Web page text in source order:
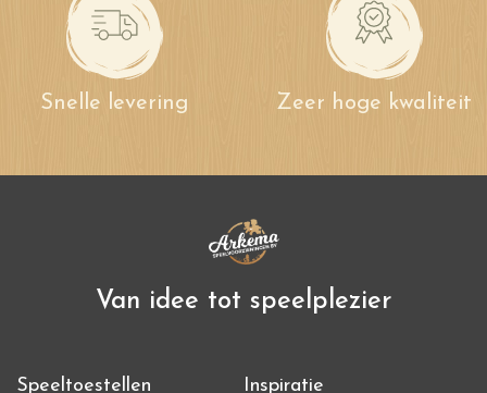
Snelle levering Zeer hoge kwaliteit
Van idee tot speelplezier
Speeltoestellen
Inspiratie